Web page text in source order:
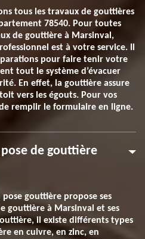
tous les travaux de gouttières
78540. Pour toutes
de gouttière à Marsinval,
est à votre service. Il
pour faire tenir votre
tout le système d’évacuer
En effet, la gouttière assure
vers les égouts. Pour vos
remplir le formulaire en ligne.
de gouttière
gouttière propose ses
gouttière à Marsinval et ses
il existe différents types
en cuivre, en zinc, en